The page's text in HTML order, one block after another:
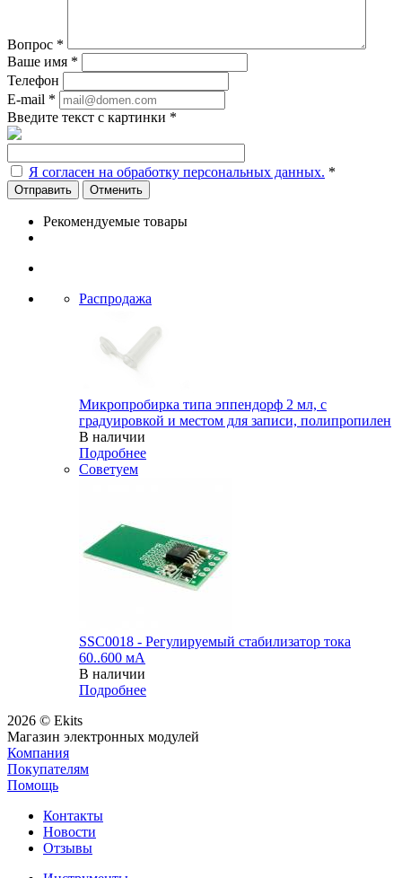
Вопрос *
Ваше имя *
Телефон
E-mail *
Введите текст с картинки *
Я согласен на обработку персональных данных. *
Отменить
Рекомендуемые товары
Распродажа
Микропробирка типа эппендорф 2 мл, с
градуировкой и местом для записи, полипропилен
В наличии
Подробнее
Советуем
SSC0018 - Регулируемый стабилизатор тока
60..600 мА
В наличии
Подробнее
2026 © Ekits
Магазин электронных модулей
Компания
Покупателям
Помощь
Контакты
Новости
Отзывы